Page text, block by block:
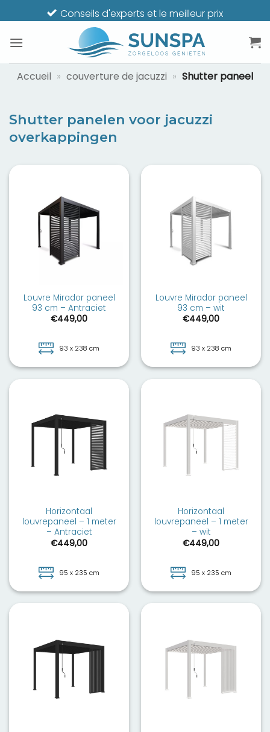
au
contenu
Conseils d'experts et le meilleur prix
Accueil » couverture de jacuzzi » Shutter paneel
Shutter panelen voor jacuzzi
overkappingen
Louvre Mirador paneel
93 cm – Antraciet
€449,00
93 x 238 cm
Louvre Mirador paneel
93 cm – wit
€449,00
93 x 238 cm
Horizontaal
louvrepaneel – 1 meter
– Antraciet
€449,00
95 x 235 cm
Horizontaal
louvrepaneel – 1 meter
– wit
€449,00
95 x 235 cm